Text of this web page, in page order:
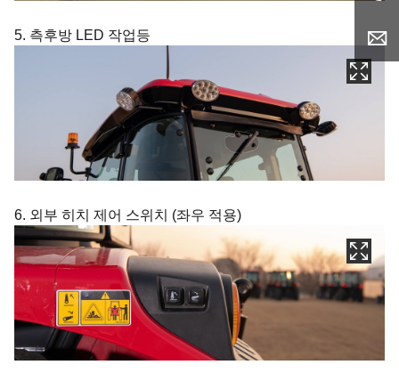
5. 측후방 LED 작업등
6. 외부 히치 제어 스위치 (좌우 적용)